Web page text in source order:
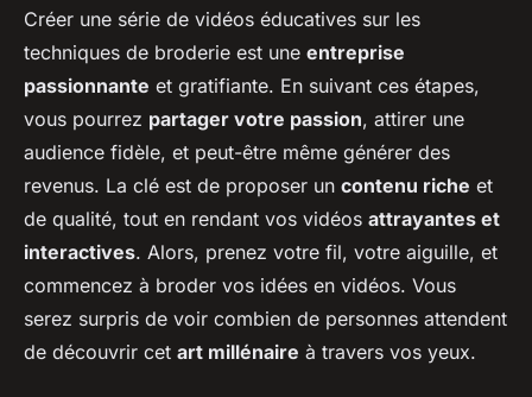
Créer une série de vidéos éducatives sur les
techniques de broderie est une entreprise
passionnante et gratifiante. En suivant ces étapes,
vous pourrez partager votre passion, attirer une
audience fidèle, et peut-être même générer des
revenus. La clé est de proposer un contenu riche et
de qualité, tout en rendant vos vidéos attrayantes et
interactives. Alors, prenez votre fil, votre aiguille, et
commencez à broder vos idées en vidéos. Vous
serez surpris de voir combien de personnes attendent
de découvrir cet art millénaire à travers vos yeux.